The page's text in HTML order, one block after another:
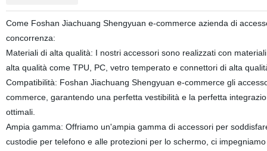
Come Foshan Jiachuang Shengyuan e-commerce azienda di
concorrenza:
Materiali di alta qualità: I nostri accessori sono realizzati con
alta qualità come TPU, PC, vetro temperato e connettori di alta
Compatibilità: Foshan Jiachuang Shengyuan e-commerce gli
commerce, garantendo una perfetta vestibilità e la perfetta
ottimali.
Ampia gamma: Offriamo un'ampia gamma di accessori per
custodie per telefono e alle protezioni per lo schermo, ci